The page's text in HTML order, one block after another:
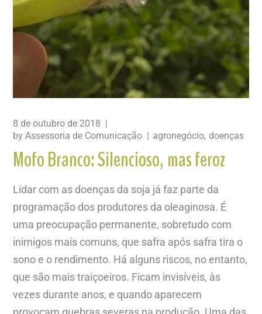
8 de outubro de 2018
byAssessoria de Comunicação agronegócio doenças
Mofo Branco: Silencioso, mas feroz
Lidar com as doenças da soja já faz parte da
programação dos produtores da oleaginosa. É
uma preocupação permanente, sobretudo com
inimigos mais comuns, que safra após safra tira o
sono e o rendimento. Há alguns riscos, no entanto,
que são mais traiçoeiros. Ficam invisíveis, às
vezes durante anos, e quando aparecem